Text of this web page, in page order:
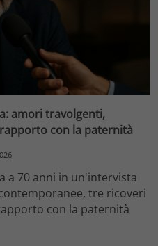
amori travolgenti,
con la paternità
a 70 anni in un'intervista
tre ricoveri
con la paternità